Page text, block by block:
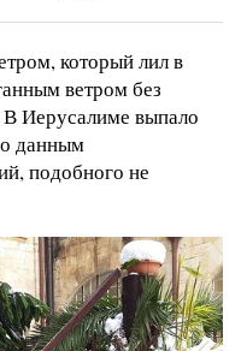
который лил в
ветром без
Иерусалиме выпало
данным
подобного не